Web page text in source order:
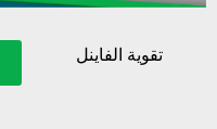
تقوية الفاينل